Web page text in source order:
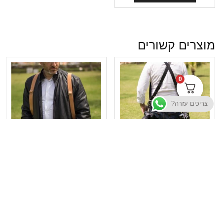
מוצרים קשורים
צריכים עזרה?
0